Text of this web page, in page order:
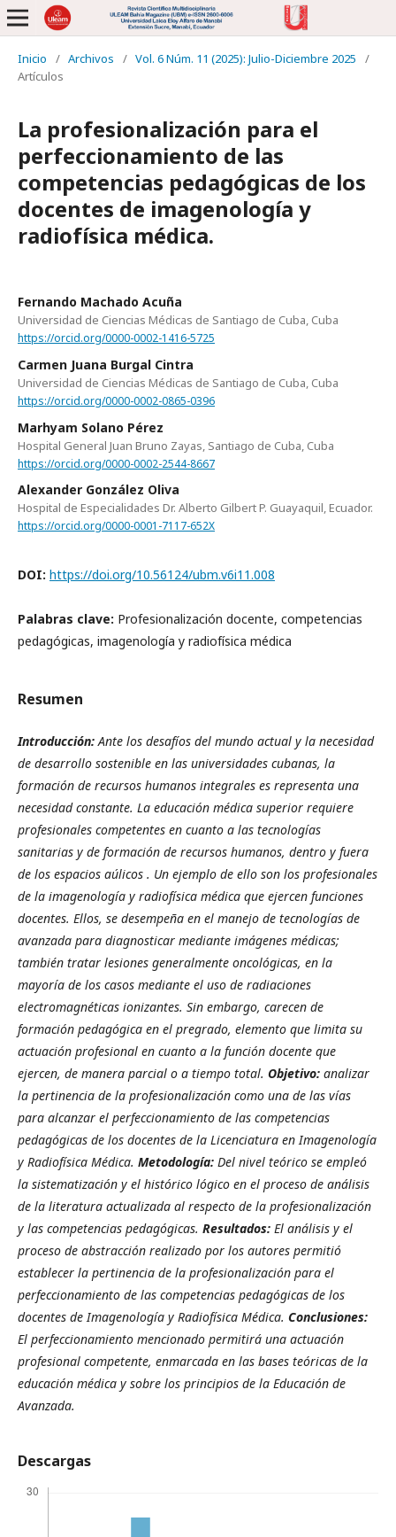
Inicio / Archivos / Vol. 6 Núm. 11 (2025): Julio-Diciembre 2025
/
Artículos
La profesionalización para el
perfeccionamiento de las
competencias pedagógicas de los
docentes de imagenología y
radiofísica médica.
Fernando Machado Acuña
Universidad de Ciencias Médicas de Santiago de Cuba, Cuba
https://orcid.org/0000-0002-1416-5725
Carmen Juana Burgal Cintra
Universidad de Ciencias Médicas de Santiago de Cuba, Cuba
https://orcid.org/0000-0002-0865-0396
Marhyam Solano Pérez
Hospital General Juan Bruno Zayas, Santiago de Cuba, Cuba
https://orcid.org/0000-0002-2544-8667
Alexander González Oliva
Hospital de Especialidades Dr. Alberto Gilbert P. Guayaquil, Ecuador.
https://orcid.org/0000-0001-7117-652X
DOI: https://doi.org/10.56124/ubm.v6i11.008
Palabras clave: Profesionalización docente, competencias
pedagógicas, imagenología y radiofísica médica
Resumen
Introducción:Ante los desafíos del mundo actual y la necesidad
de desarrollo sostenible en las universidades cubanas, la
formación de recursos humanos integrales es representa una
necesidad constante. La educación médica superior requiere
profesionales competentes en cuanto a las tecnologías
sanitarias y de formación de recursos humanos, dentro y fuera
de los espacios aúlicos . Un ejemplo de ello son los profesionales
de la imagenología y radiofísica médica que ejercen funciones
docentes. Ellos, se desempeña en el manejo de tecnologías de
avanzada para diagnosticar mediante imágenes médicas;
también tratar lesiones generalmente oncológicas, en la
mayoría de los casos mediante el uso de radiaciones
electromagnéticas ionizantes. Sin embargo, carecen de
formación pedagógica en el pregrado, elemento que limita su
actuación profesional en cuanto a la función docente que
ejercen, de manera parcial o a tiempo total. Objetivo: analizar
la pertinencia de la profesionalización como una de las vías
para alcanzar el perfeccionamiento de las competencias
pedagógicas de los docentes de la Licenciatura en Imagenología
y Radiofísica Médica. Metodología: Del nivel teórico se empleó
la sistematización y el histórico lógico en el proceso de análisis
de la literatura actualizada al respecto de la profesionalización
y las competencias pedagógicas. Resultados: El análisis y el
proceso de abstracción realizado por los autores permitió
establecer la pertinencia de la profesionalización para el
perfeccionamiento de las competencias pedagógicas de los
docentes de Imagenología y Radiofísica Médica. Conclusiones:
El perfeccionamiento mencionado permitirá una actuación
profesional competente, enmarcada en las bases teóricas de la
educación médica y sobre los principios de la Educación de
Avanzada.
Descargas